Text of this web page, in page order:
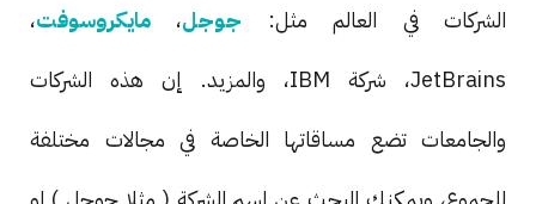
الشركات في العالم مثل: جوجل، مايكروسوفت،
JetBrains، شركة IBM، والمزيد. إن هذه الشركات
والجامعات تضع مساقاتها الخاصة في مجالات مختلفة